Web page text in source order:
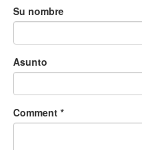
Su nombre
Asunto
Comment *